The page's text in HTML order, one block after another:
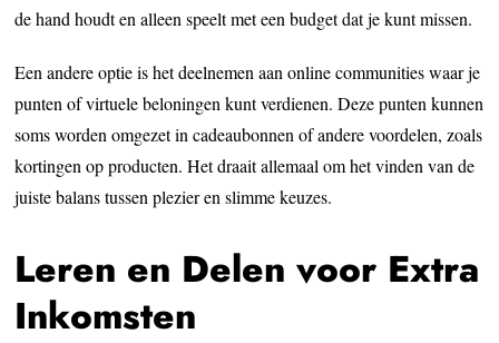
de hand houdt en alleen speelt met een budget dat je kunt missen.
Een andere optie is het deelnemen aan online communities waar je
punten of virtuele beloningen kunt verdienen. Deze punten kunnen
soms worden omgezet in cadeaubonnen of andere voordelen, zoals
kortingen op producten. Het draait allemaal om het vinden van de
juiste balans tussen plezier en slimme keuzes.
Leren en Delen voor Extra
Inkomsten